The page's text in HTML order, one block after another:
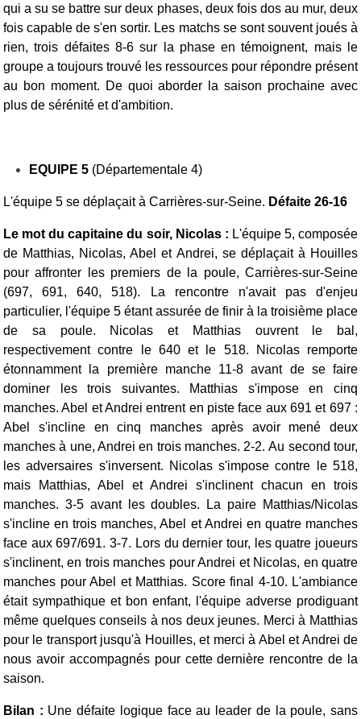
qui a su se battre sur deux phases, deux fois dos au mur, deux
fois capable de s'en sortir. Les matchs se sont souvent joués à
rien, trois défaites 8-6 sur la phase en témoignent, mais le
groupe a toujours trouvé les ressources pour répondre présent
au bon moment. De quoi aborder la saison prochaine avec
plus de sérénité et d'ambition.
EQUIPE 5 (Départementale 4)
L'équipe 5 se déplaçait à Carrières-sur-Seine. Défaite 26-16
Le mot du capitaine du soir, Nicolas : L'équipe 5, composée
de Matthias, Nicolas, Abel et Andrei, se déplaçait à Houilles
pour affronter les premiers de la poule, Carrières-sur-Seine
(697, 691, 640, 518). La rencontre n'avait pas d'enjeu
particulier, l'équipe 5 étant assurée de finir à la troisième place
de sa poule.
Nicolas et Matthias ouvrent le bal,
respectivement contre le 640 et le 518. Nicolas remporte
étonnamment la première manche 11-8 avant de se faire
dominer les trois suivantes. Matthias s'impose en cinq
manches. Abel et Andrei entrent en piste face aux 691 et 697 :
Abel s'incline en cinq manches après avoir mené deux
manches à une, Andrei en trois manches. 2-2.Au second tour,
les adversaires s'inversent. Nicolas s'impose contre le 518,
mais Matthias, Abel et Andrei s'inclinent chacun en trois
manches. 3-5 avant les doubles.
La paire Matthias/Nicolas
s'incline en trois manches, Abel et Andrei en quatre manches
face aux 697/691. 3-7. Lors du dernier tour, les quatre joueurs
s'inclinent, en trois manches pour Andrei et Nicolas, en quatre
manches pour Abel et Matthias. Score final 4-10. L'ambiance
était sympathique et bon enfant, l'équipe adverse prodiguant
même quelques conseils à nos deux jeunes. Merci à Matthias
pour le transport jusqu'à Houilles, et merci à Abel et Andrei de
nous avoir accompagnés pour cette dernière rencontre de la
saison.
Bilan : Une défaite logique face au leader de la poule, sans